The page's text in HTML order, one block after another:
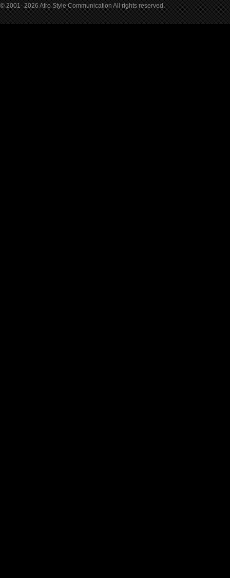
© 2001- 2026 Afro Style Communication All rights reserved.